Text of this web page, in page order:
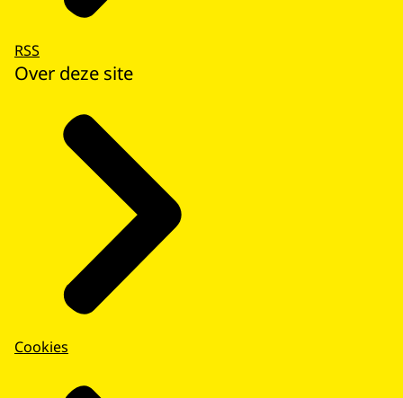
RSS
Over deze site
Cookies